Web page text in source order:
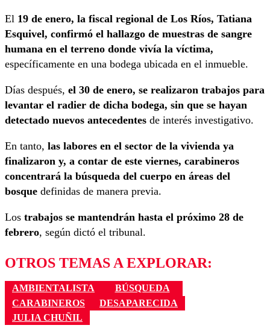
El 19 de enero, la fiscal regional de Los Ríos, Tatiana
Esquivel, confirmó el hallazgo de muestras de sangre
humana en el terreno donde vivía la víctima,
específicamente en una bodega ubicada en el inmueble.
Días después, el 30 de enero, se realizaron trabajos para
levantar el radier de dicha bodega, sin que se hayan
detectado nuevos antecedentes de interés investigativo.
En tanto, las labores en el sector de la vivienda ya
finalizaron y, a contar de este viernes, carabineros
concentrará la búsqueda del cuerpo en áreas del
bosque definidas de manera previa.
Los trabajos se mantendrán hasta el próximo 28 de
febrero, según dictó el tribunal.
OTROS TEMAS A EXPLORAR:
AMBIENTALISTA
BÚSQUEDA
CARABINEROS
DESAPARECIDA
JULIA CHUÑIL